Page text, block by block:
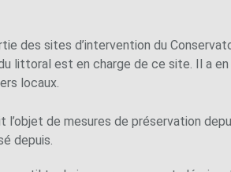
des sites d’intervention du
littoral est en charge de ce site. Il a
locaux.
l’objet de mesures de préservation
depuis.